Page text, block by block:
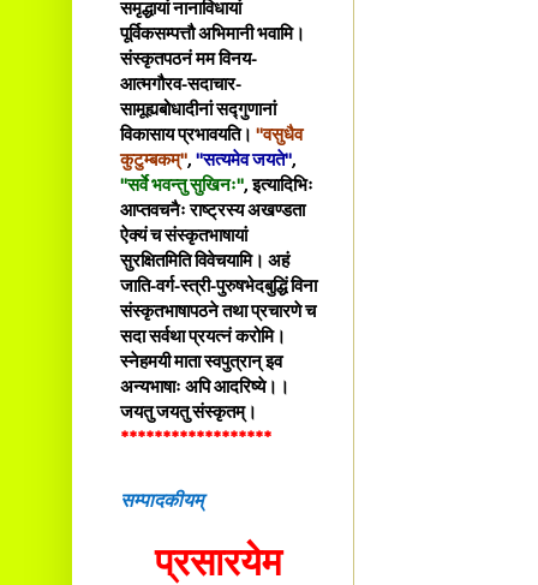
समृद्धायां नानाविधायां
पूर्विकसम्पत्तौ अभिमानी भवामि।
संस्कृतपठनं मम विनय-
आत्मगौरव-सदाचार-
सामूह्यबोधादीनां सद्गुणानां
विकासाय प्रभावयति। "वसुधैव
कुटुम्बकम्", "सत्यमेव जयते",
"सर्वे भवन्तु सुखिनः", इत्यादिभिः
आप्तवचनैः राष्ट्रस्य अखण्डता
ऐक्यं च संस्कृतभाषायां
सुरक्षितमिति विवेचयामि। अहं
जाति-वर्ग-स्त्री-पुरुषभेदबुद्धिं विना
संस्कृतभाषापठने तथा प्रचारणे च
सदा सर्वथा प्रयत्नं करोमि।
स्नेहमयी माता स्वपुत्रान् इव
अन्यभाषाः अपि आदरिष्ये।।
जयतु जयतु संस्कृतम्।
******************
सम्पादकीयम्
प्रसारयेम